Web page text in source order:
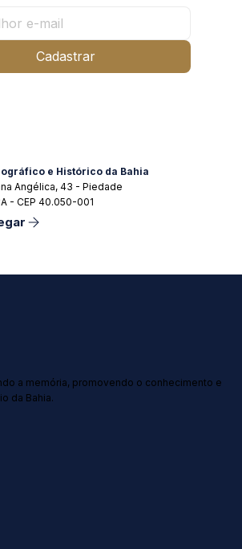
Cadastrar
e Histórico da Bahia
Angélica, 43 - Piedade
- CEP 40.050-001
a memória, promovendo o conhecimento e
da Bahia.